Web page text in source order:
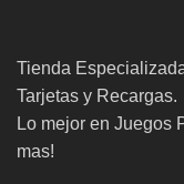
Tienda
Tarjetas y Recargas.
Lo mejor en Juegos
mas!